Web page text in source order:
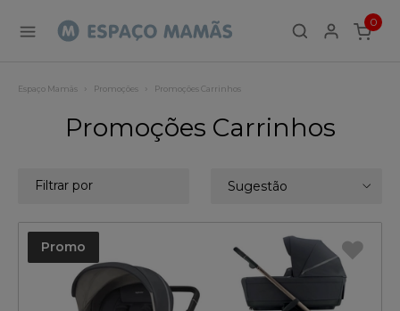
0
ITEMS
Espaço Mamãs Promoções Promoções Carrinhos
Promoções Carrinhos
Sugestão
Filtrar por
Promo